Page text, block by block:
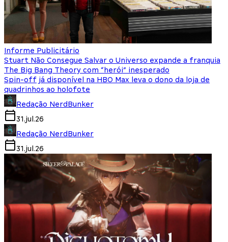
Informe Publicitário
Stuart Não Consegue Salvar o Universo expande a franquia
The Big Bang Theory com “herói” inesperado
Spin-off já disponível na HBO Max leva o dono da loja de
quadrinhos ao holofote
Redação NerdBunker
31.jul.26
Redação NerdBunker
31.jul.26